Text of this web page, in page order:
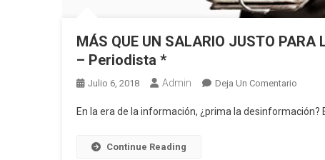
MÁS QUE UN SALARIO JUSTO
– Periodista *
Julio 6, 2018 Admin Deja Un Comentario
QUE
En la era de la información, ¿prima la
Continue Reading